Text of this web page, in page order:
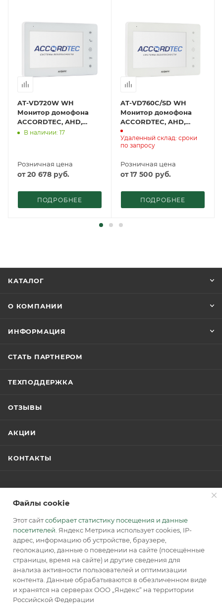
AT-VD720W WH
Монитор домофона
ACCORDTEC, AHD,
сенсорные кнопки
В наличии: 17
Розничная цена
от 20 678 руб.
ПОДРОБНЕЕ
AT-VD760C/SD WH
Монитор домофона
ACCORDTEC, AHD,
сенсорный экран
Удаленный склад: сроки
по запросу
Розничная цена
от 17 500 руб.
ПОДРОБНЕЕ
КАТАЛОГ
О КОМПАНИИ
ИНФОРМАЦИЯ
СТАТЬ ПАРТНЕРОМ
ТЕХПОДДЕРЖКА
ОТЗЫВЫ
АКЦИИ
КОНТАКТЫ
ПОДПИСАТЬСЯ НА РАССЫЛКУ
8 (800) 770-0-415 ЗАКАЗАТЬ ЗВОНОК
info@accordsb.ru
129085, г. Москва, Годовикова ул., д. 9,
стр. 1, пом. 2.2
Адрес для почтовой корреспонденции:
Файлы cookie
Этот сайтсобирает статистику посещения и данные
посетителей . Яндекс Метрика использует cookies, IP-
адрес, информацию об устройстве, браузере,
геолокацию, данные о поведении на сайте (посещённые
страницы, время на сайте) и другие сведения для
анализа активности пользователей и оптимизации
контента. Данные обрабатываются в обезличенном виде
и хранятся на серверах ООО „Яндекс“ на территории
Российской Федерации